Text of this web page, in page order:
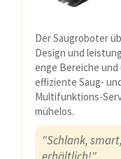
Der Saugroboter
Design und
enge Bereiche
effiziente Saug-
Multifunktions-
mühelos.
"Schlank,
erhältlich!"